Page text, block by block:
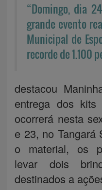
“Domingo, dia
grande evento
Municipal de
recorde de 1.100
destacou
entrega dos kits
ocorrerá nesta
e 23, no Tangará
o material, os
levar dois
destinados a